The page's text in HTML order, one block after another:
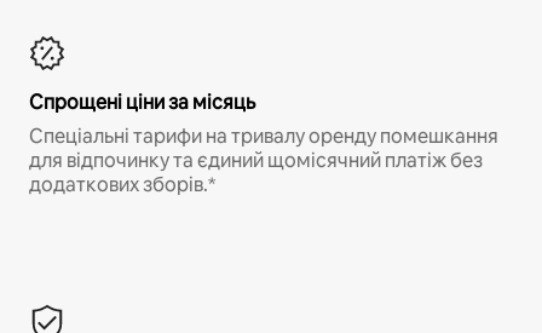
Спрощені ціни за місяць
Спеціальні тарифи на тривалу оренду помешкання
для відпочинку та єдиний щомісячний платіж без
додаткових зборів.*